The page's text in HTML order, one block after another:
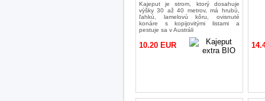
Kajeput je strom, ktorý dosahuje
výšky 30 až 40 metrov, má hrubú,
ľahkú, lamelovú kôru, ovisnuté
konáre s kopijovitými listami a
pestuje sa v Austráli
10.20 EUR